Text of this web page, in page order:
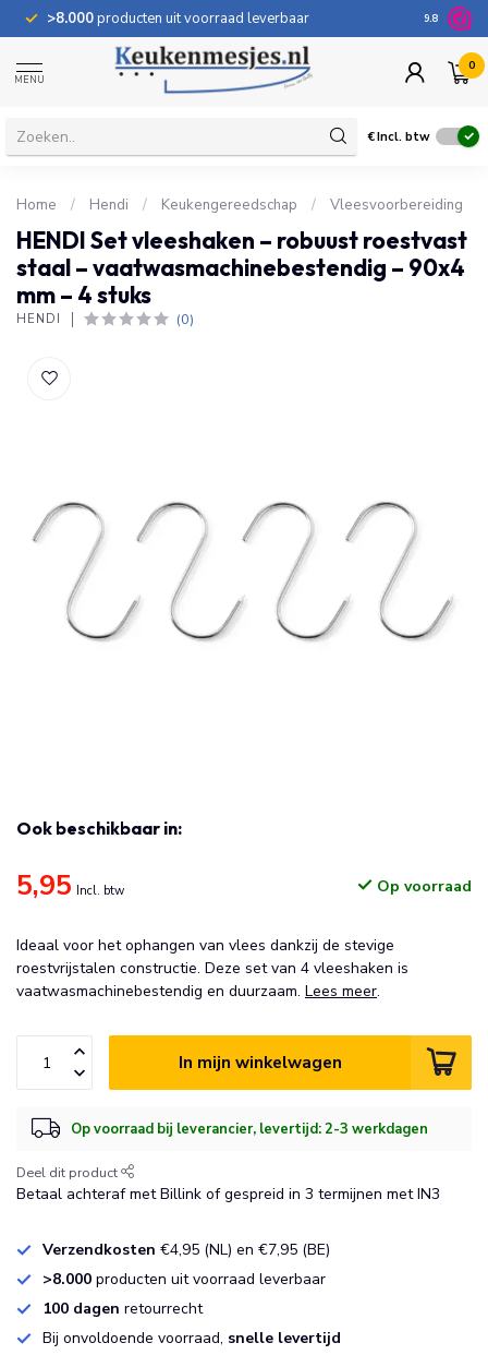
>8.000producten uit voorraad leverbaar 100
9.8
MENU
0
€Incl. btw
Home / Hendi / Keukengereedschap / Vleesvoorbereiding
HENDI Set vleeshaken – robuust roestvast
staal – vaatwasmachinebestendig – 90x4
mm – 4 stuks
HENDI (0)
Ook beschikbaar in:
5,95 Incl. btw Op voorraad
Ideaal voor het ophangen van vlees dankzij de stevige
roestvrijstalen constructie. Deze set van 4 vleeshaken is
vaatwasmachinebestendig en duurzaam. Lees meer.
In mijn winkelwagen
Op voorraad bij leverancier, levertijd: 2-3 werkdagen
Deel dit product
Betaal achteraf met Billink of gespreid in 3 termijnen met IN3
Verzendkosten €4,95 (NL) en €7,95 (BE)
>8.000 producten uit voorraad leverbaar
100 dagen retourrecht
Bij onvoldoende voorraad, snelle levertijd